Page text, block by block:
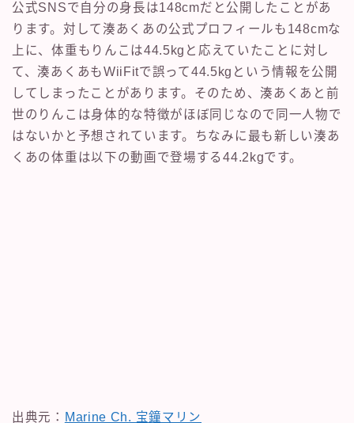
公式SNSで自分の身長は148cmだと公開したことがあ
ります。対して湊あくあの公式プロフィールも148cmな
上に、体重もりんこは44.5kgと応えていたことに対し
て、湊あくあもWiiFitで誤って44.5kgという情報を公開
してしまったことがあります。そのため、湊あくあと前
世のりんこは身体的な特徴がほぼ同じなので同一人物で
はないかと予想されています。ちなみに最も新しい湊あ
くあの体重は以下の動画で登場する44.2kgです。
出典元： Marine Ch. 宝鐘マリン